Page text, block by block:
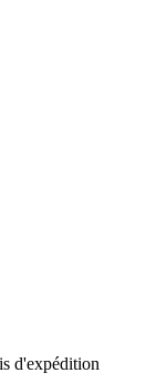
d'expédition